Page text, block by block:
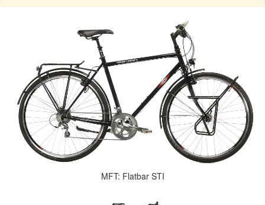
MFT: Flatbar STI